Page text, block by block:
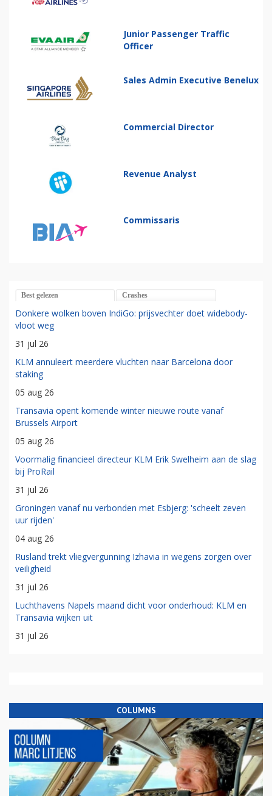
Junior Passenger Traffic
Officer
Sales Admin Executive Benelux
Commercial Director
Revenue Analyst
Commissaris
Best gelezen Crashes
Donkere wolken boven IndiGo: prijsvechter doet widebody-
vloot weg
31 jul 26
KLM annuleert meerdere vluchten naar Barcelona door
staking
05 aug 26
Transavia opent komende winter nieuwe route vanaf
Brussels Airport
05 aug 26
Voormalig financieel directeur KLM Erik Swelheim aan de slag
bij ProRail
31 jul 26
Groningen vanaf nu verbonden met Esbjerg: 'scheelt zeven
uur rijden'
04 aug 26
Rusland trekt vliegvergunning Izhavia in wegens zorgen over
veiligheid
31 jul 26
Luchthavens Napels maand dicht voor onderhoud: KLM en
Transavia wijken uit
31 jul 26
COLUMNS